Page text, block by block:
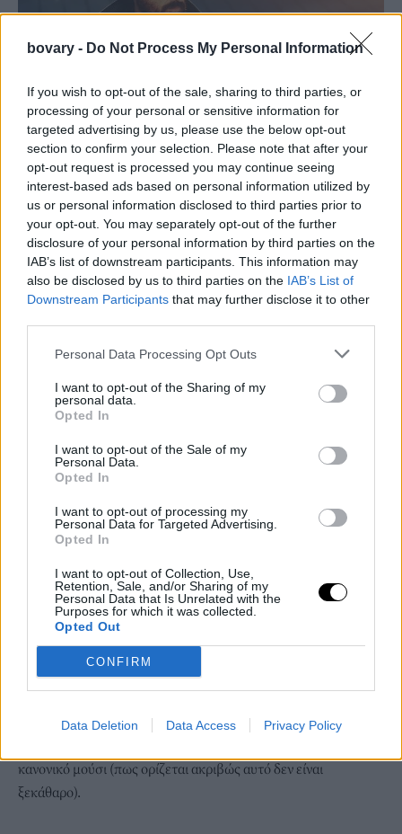
bovary - Do Not Process My Personal Information
If you wish to opt-out of the sale, sharing to third parties, or
processing of your personal or sensitive information for
targeted advertising by us, please use the below opt-out
section to confirm your selection. Please note that after your
opt-out request is processed you may continue seeing
interest-based ads based on personal information utilized by
us or personal information disclosed to third parties prior to
your opt-out. You may separately opt-out of the further
disclosure of your personal information by third parties on the
IAB’s list of downstream participants. This information may
also be disclosed by us to third parties on the IAB’s List of
Downstream Participants that may further disclose it to other
Personal Data Processing Opt Outs
I want to opt-out of the Sharing of my
personal data.
Opted In
I want to opt-out of the Sale of my
Personal Data.
Opted In
I want to opt-out of processing my
Personal Data for Targeted Advertising.
Opted In
I want to opt-out of Collection, Use,
Retention, Sale, and/or Sharing of my
Personal Data that Is Unrelated with the
Purposes for which it was collected.
Opted Out
CONFIRM
Data Deletion Data Access Privacy Policy
shutterstock.com
Το Πανεπιστήμιο της Κουίνσλαντ , με επικεφαλής τον
Μπάρναμπι Ντίξον, πειραματίστηκε με 8.520μ γυναίκες, οι
οποίες κλήθηκαν να κοιτάξουν φωτογραφίες ανδρών και να τις
αξιολογήσουν. Τα αποτελέσματα δημοσιεύτηκαν στο περιοδικό
εξελικτικής βιολογίας ‘’Journal of Evolutinary Biology’’και ήταν
άκρως διαφωτιστικά. Οι γυναίκες επιλέγουν ανάλογα με την
πόδι ( λέγεται και αλλιώς) άνδρες με γένια λίγων ημερών. Τα
πρόσωπα που απέπνεαν θηλυπρέπεια ή ακραία αρρενωπότητα
κρίθηκαν ως λιγότερο ελκυστικά. Στον αντίποδα ως άκρως
ελκυστικά θεωρήθηκαν ( για την περιπέτεια του πράγματος) τα
αξύριστα ή με λίγα γένια. Η γοητεία του αξύριστου κακού ή
ερώτημα’’ καλά όλα αυτά αλλά ποιόν παντρεύομαι’’. Εκεί
κανονικό μούσι (πως ορίζεται ακριβώς αυτό δεν είναι
ξεκάθαρο).